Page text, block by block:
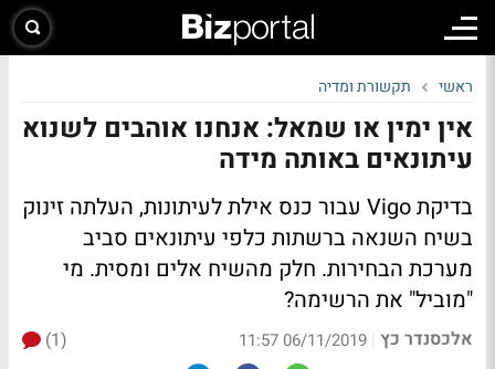
ראשי תקשורת ומדיה
אין ימין או שמאל: אנחנו אוהבים לשנוא
עיתונאים באותה מידה
בדיקת Vigo עבור כנס אילת לעיתונות, העלתה זינוק
בשיח השנאה ברשתות כלפי עיתונאים סביב
מערכת הבחירות. חלק מהשיח אלים ומסית. מי
"מוביל" את הרשימה?
אלכסנדר כץ |
06/11/2019 11:57
(1)